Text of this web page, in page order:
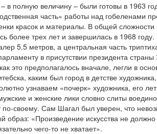
в полную величину – были готовы в 1963
часть» работы над гобеленами
красок и материалы. В общей
более трех лет и завершилась в 1968 году.
5.5 метров, а центральная часть
в присутствии президента
это предполагалось вначале, легли в
каким был город в детстве
узнаваем «почерк» художника, его
и женские лики словно слиты
своему. Сам Шагал был уверен, что
образ: «Произведение искусства не
чего-то не хватает».